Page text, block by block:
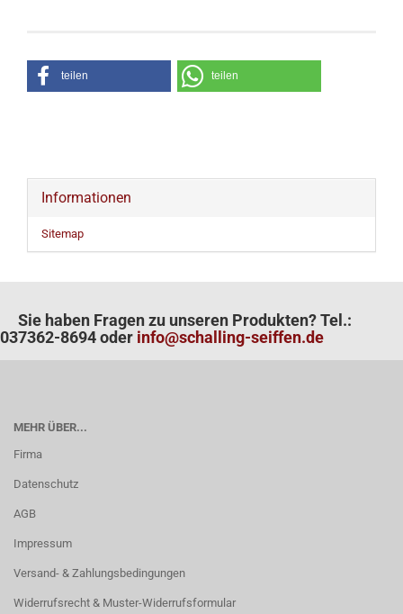
teilen teilen
Informationen
Sitemap
Sie haben Fragen zu unseren Produkten? Tel.:
037362-8694 oder info@schalling-seiffen.de
MEHR ÜBER...
Firma
Datenschutz
AGB
Impressum
Versand- & Zahlungsbedingungen
Widerrufsrecht & Muster-Widerrufsformular